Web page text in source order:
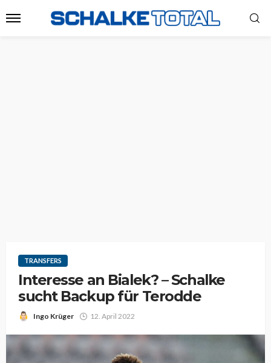
TRANSFERS
Interesse an Bialek? – Schalke
sucht Backup für Terodde
Ingo Krüger 12. April 2022